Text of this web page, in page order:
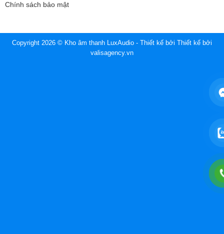
Chính sách bảo mật
Copyright 2026 © Kho âm thanh LuxAudio - Thiết kế bởi Thiết kế bởi
valisagency.vn